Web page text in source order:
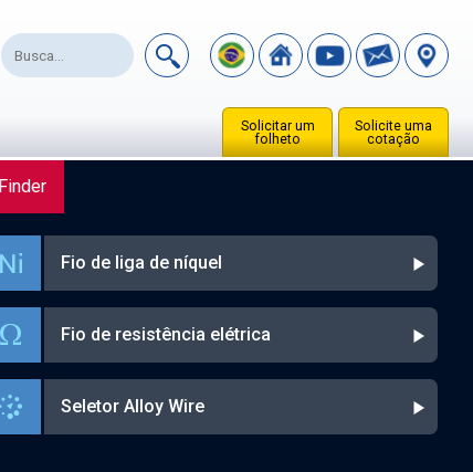
Solicite uma
cotação
Solicitar um
folheto
Fio de liga de níquel
Fio de resistência elétrica
Seletor Alloy Wire